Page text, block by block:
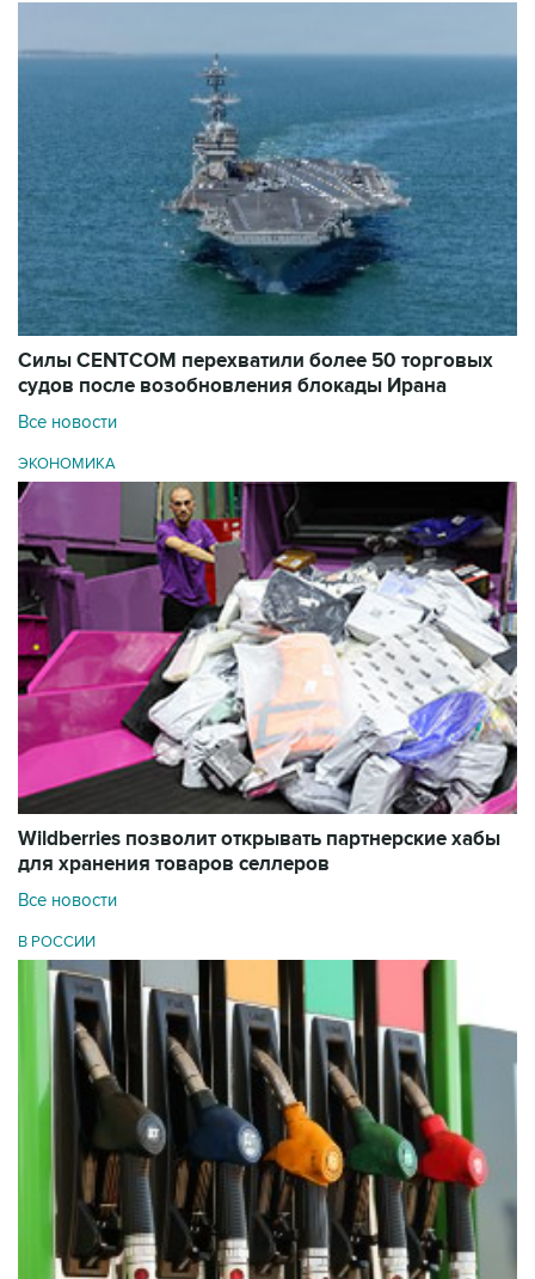
Силы CENTCOM перехватили более 50 торговых
судов после возобновления блокады Ирана
Все новости
ЭКОНОМИКА
Wildberries позволит открывать партнерские хабы
для хранения товаров селлеров
Все новости
В РОССИИ